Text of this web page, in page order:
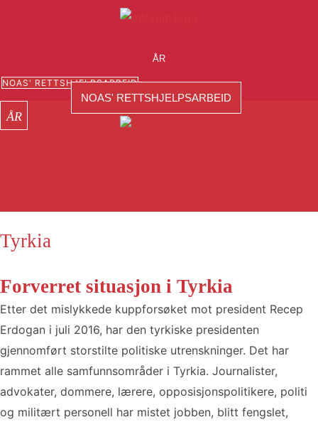
ÅR
NOAS' RETTSHJELPSARBEID
Meny
NOAS' RETTSHJELPSARBEID
Landprofiler 2024
Tyrkia
Forverret situasjon i Tyrkia
Etter det mislykkede kuppforsøket mot president Recep
Erdogan i juli 2016, har den tyrkiske presidenten
gjennomført storstilte politiske utrenskninger. Det har
rammet alle samfunnsområder i Tyrkia. Journalister,
advokater, dommere, lærere, opposisjonspolitikere, politi
og militært personell har mistet jobben, blitt fengslet,